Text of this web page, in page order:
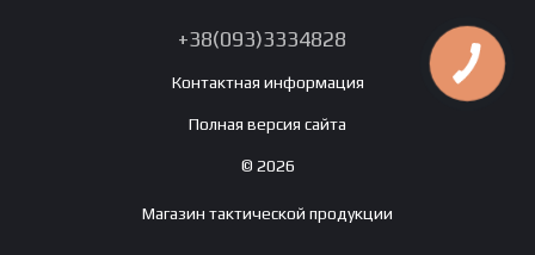
+38(093)3334828
Контактная информация
Полная версия сайта
© 2026
Магазин тактической продукции